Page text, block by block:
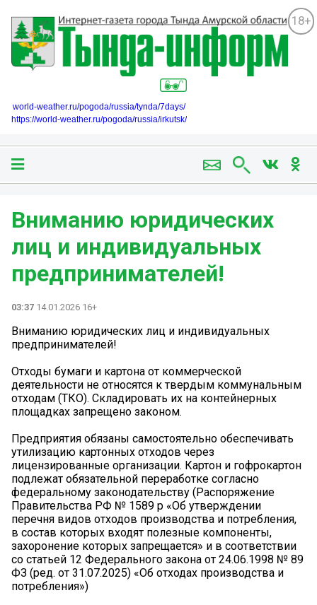
18+
world-weather.ru/pogoda/russia/tynda/7days/
https://world-weather.ru/pogoda/russia/irkutsk/
Вниманию юридических
лиц и индивидуальных
предпринимателей!
03:37 14.01.2026 16+
Вниманию юридических лиц и индивидуальных
предпринимателей!
Отходы бумаги и картона от коммерческой
деятельности не относятся к твердым коммунальным
отходам (ТКО). Складировать их на контейнерных
площадках запрещено законом.
️Предприятия обязаны самостоятельно обеспечивать
утилизацию картонных отходов через
лицензированные организации. Картон и гофрокартон
подлежат обязательной переработке согласно
федеральному законодательству (Распоряжение
Правительства РФ № 1589 р «Об утверждении
перечня видов отходов производства и потребления,
в состав которых входят полезные компоненты,
захоронение которых запрещается» и в соответствии
со статьей 12 Федерального закона от 24.06.1998 № 89
ФЗ (ред. от 31.07.2025) «Об отходах производства и
потребления»)